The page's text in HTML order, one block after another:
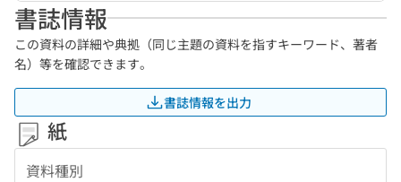
書誌情報
この資料の詳細や典拠（同じ主題の資料を指すキーワード、著者
名）等を確認できます。
書誌情報を出力
紙
資料種別